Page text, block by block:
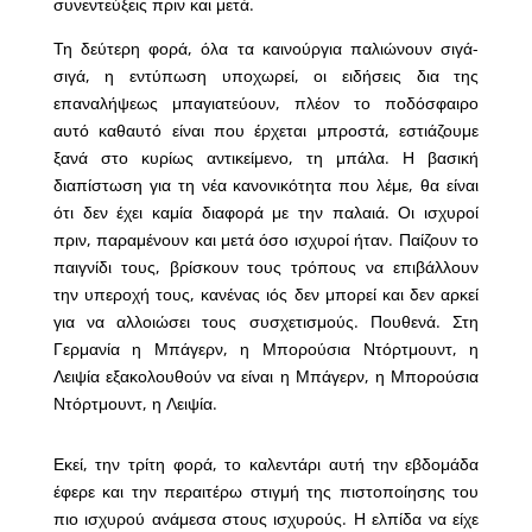
συνεντεύξεις πριν και μετά.
Τη δεύτερη φορά, όλα τα καινούργια παλιώνουν σιγά-
σιγά, η εντύπωση υποχωρεί, οι ειδήσεις δια της
επαναλήψεως μπαγιατεύουν, πλέον το ποδόσφαιρο
αυτό καθαυτό είναι που έρχεται μπροστά, εστιάζουμε
ξανά στο κυρίως αντικείμενο, τη μπάλα. Η βασική
διαπίστωση για τη νέα κανονικότητα που λέμε, θα είναι
ότι δεν έχει καμία διαφορά με την παλαιά. Οι ισχυροί
πριν, παραμένουν και μετά όσο ισχυροί ήταν. Παίζουν το
παιγνίδι τους, βρίσκουν τους τρόπους να επιβάλλουν
την υπεροχή τους, κανένας ιός δεν μπορεί και δεν αρκεί
για να αλλοιώσει τους συσχετισμούς. Πουθενά. Στη
Γερμανία η Μπάγερν, η Μπορούσια Ντόρτμουντ, η
Λειψία εξακολουθούν να είναι η Μπάγερν, η Μπορούσια
Ντόρτμουντ, η Λειψία.
Εκεί, την τρίτη φορά, το καλεντάρι αυτή την εβδομάδα
έφερε και την περαιτέρω στιγμή της πιστοποίησης του
πιο ισχυρού ανάμεσα στους ισχυρούς. Η ελπίδα να είχε